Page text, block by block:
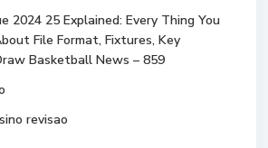
2024 25 Explained: Every Thing You
File Format, Fixtures, Key
Basketball News – 859
revisao